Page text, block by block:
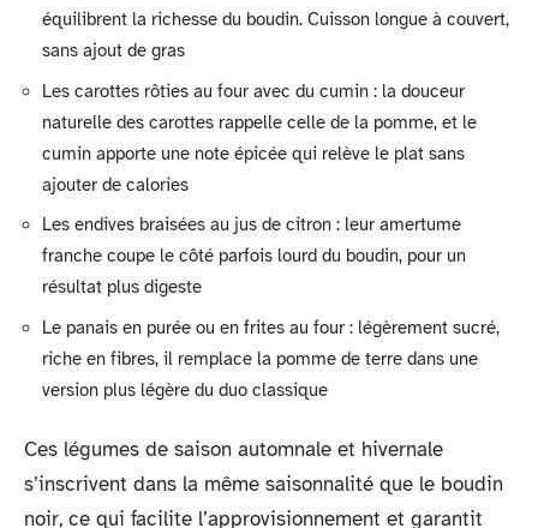
équilibrent la richesse du boudin. Cuisson longue à couvert,
sans ajout de gras
Les carottes rôties au four avec du cumin : la douceur
naturelle des carottes rappelle celle de la pomme, et le
cumin apporte une note épicée qui relève le plat sans
ajouter de calories
Les endives braisées au jus de citron : leur amertume
franche coupe le côté parfois lourd du boudin, pour un
résultat plus digeste
Le panais en purée ou en frites au four : légèrement sucré,
riche en fibres, il remplace la pomme de terre dans une
version plus légère du duo classique
Ces légumes de saison automnale et hivernale
s’inscrivent dans la même saisonnalité que le boudin
noir, ce qui facilite l’approvisionnement et garantit